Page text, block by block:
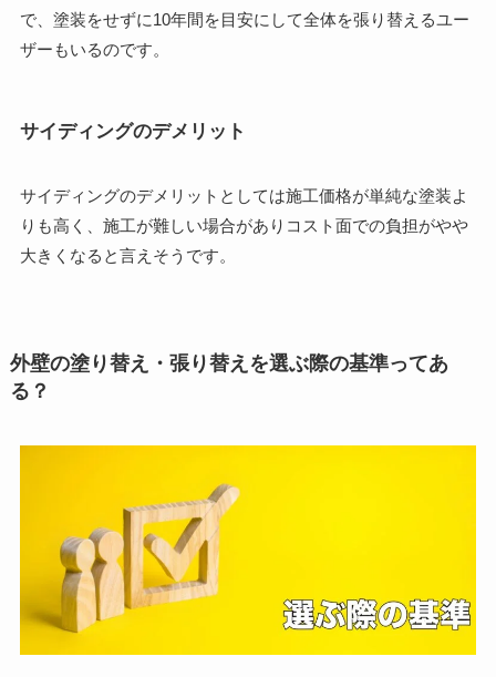
で、塗装をせずに10年間を目安にして全体を張り替えるユー
ザーもいるのです。
サイディングのデメリット
サイディングのデメリットとしては施工価格が単純な塗装よ
りも高く、施工が難しい場合がありコスト面での負担がやや
大きくなる と言えそうです。
外壁の塗り替え・張り替えを選ぶ際の基準ってあ
る？